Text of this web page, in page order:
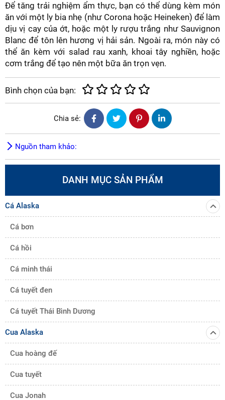
Để tăng trải nghiệm ẩm thực, bạn có thể dùng kèm món
ăn với một ly bia nhẹ (như Corona hoặc Heineken) để làm
dịu vị cay của ớt, hoặc một ly rượu trắng như Sauvignon
Blanc để tôn lên hương vị hải sản. Ngoài ra, món này có
thể ăn kèm với salad rau xanh, khoai tây nghiền, hoặc
cơm trắng để tạo nên một bữa ăn trọn vẹn.
Bình chọn của bạn:
Chia sẻ:
Nguồn tham khảo:
DANH MỤC SẢN PHẨM
Cá Alaska
Cá bơn
Cá hồi
Cá minh thái
Cá tuyết đen
Cá tuyết Thái Bình Dương
Cua Alaska
Cua hoàng đế
Cua tuyết
Cua Jonah